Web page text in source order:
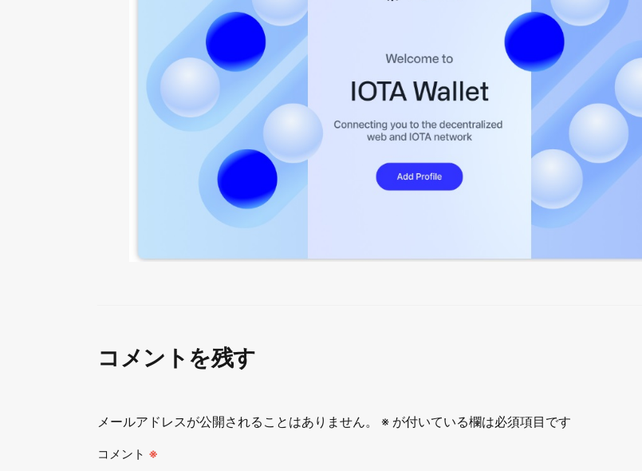
コメントを残す
メールアドレスが公開されることはありません。 ※が付いている欄は必須項目です
コメント ※